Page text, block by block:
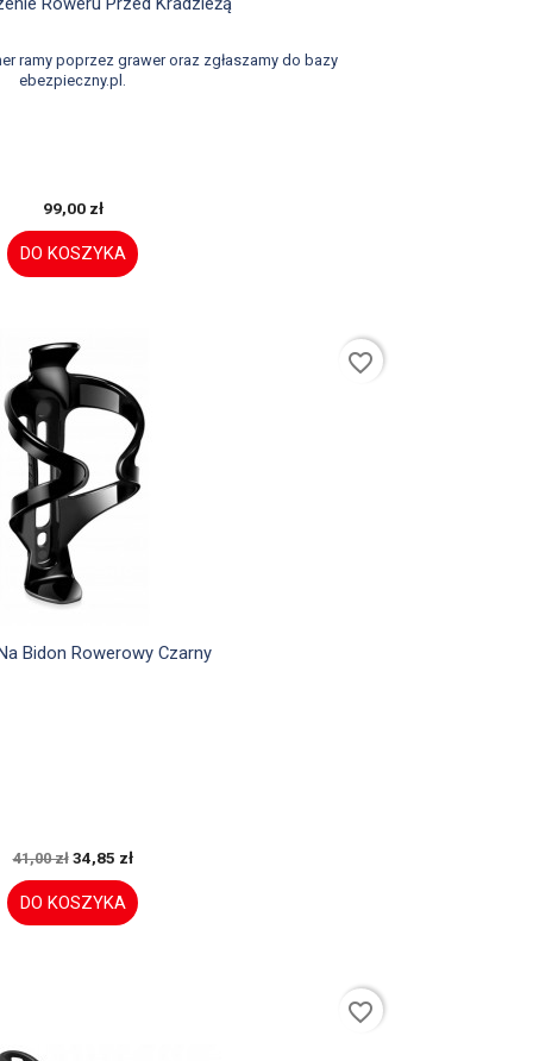
ramy poprzez grawer oraz zgłaszamy do bazy
ebezpieczny.pl.
99,00 zł
DO KOSZYKA
Szybki podgląd
Bidon Rowerowy Czarny
41,00 zł 34,85 zł
DO KOSZYKA
favorite_border
favorite_border